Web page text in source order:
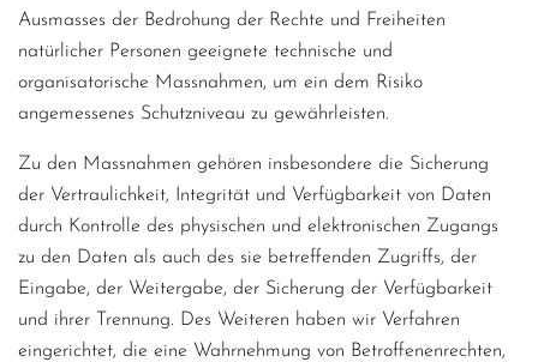
Ausmasses der Bedrohung der Rechte und Freiheiten
natürlicher Personen geeignete technische und
organisatorische Massnahmen, um ein dem Risiko
angemessenes Schutzniveau zu gewährleisten.
Zu den Massnahmen gehören insbesondere die Sicherung
der Vertraulichkeit, Integrität und Verfügbarkeit von Daten
durch Kontrolle des physischen und elektronischen Zugangs
zu den Daten als auch des sie betreffenden Zugriffs, der
Eingabe, der Weitergabe, der Sicherung der Verfügbarkeit
und ihrer Trennung. Des Weiteren haben wir Verfahren
eingerichtet, die eine Wahrnehmung von Betroffenenrechten,